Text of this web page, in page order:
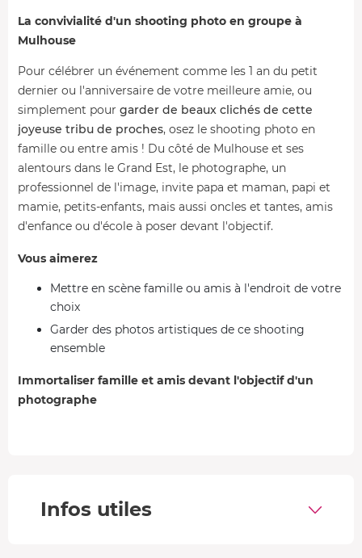
La convivialité d'un shooting photo en groupe à
Mulhouse
Pour célébrer un événement comme les 1 an du petit
dernier ou l'anniversaire de votre meilleure amie, ou
simplement pour garder de beaux clichés de cette
joyeuse tribu de proches, osez le shooting photo en
famille ou entre amis ! Du côté de Mulhouse et ses
alentours dans le Grand Est, le photographe, un
professionnel de l'image, invite papa et maman, papi et
mamie, petits-enfants, mais aussi oncles et tantes, amis
d'enfance ou d'école à poser devant l'objectif.
Vous aimerez
Mettre en scène famille ou amis à l'endroit de votre
choix
Garder des photos artistiques de ce shooting
ensemble
Immortaliser famille et amis devant l'objectif d'un
photographe
vos émotions à merveille et prendre des clichés sur le vif
Infos utiles